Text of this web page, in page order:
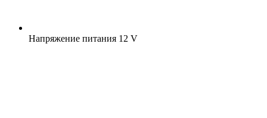
Напряжение питания 12 V